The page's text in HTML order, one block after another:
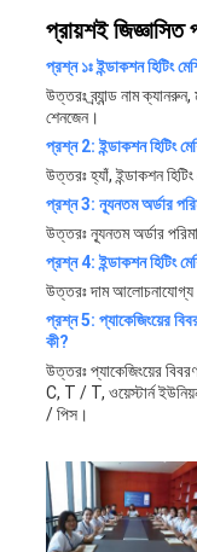
প্রায়শই জিজ্ঞাসিত
প্রশ্ন ১ঃ ইন্ডাকশন হিটিং
উত্তরঃ ব্র্যান্ড নাম
শেনজেন।
প্রশ্ন 2: ইন্ডাকশন হিটিং
উত্তরঃ হ্যাঁ, ইন্ডাকশন
প্রশ্ন 3: ন্যূনতম অর্ডার
উত্তরঃ ন্যূনতম অর্ডার
প্রশ্ন 4: ইন্ডাকশন হিটিং
উত্তরঃ দাম
প্রশ্ন 5: প্যাকেজিংয়ের
কী?
উত্তরঃ প্যাকেজিংয়ের
C, T / T, ওয়েস্টার্ন
/ পিস।